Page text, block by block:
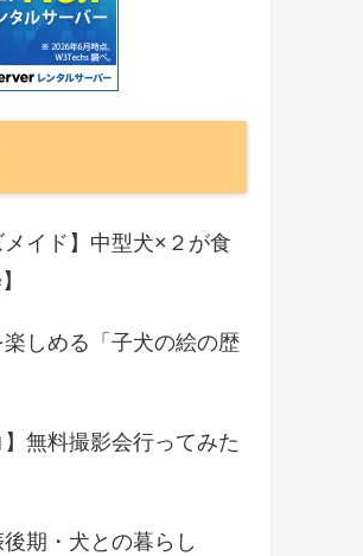
メイド】中型犬×２が食
しめる「子犬の絵の歴
】無料撮影会行ってみた
期・犬との暮らし